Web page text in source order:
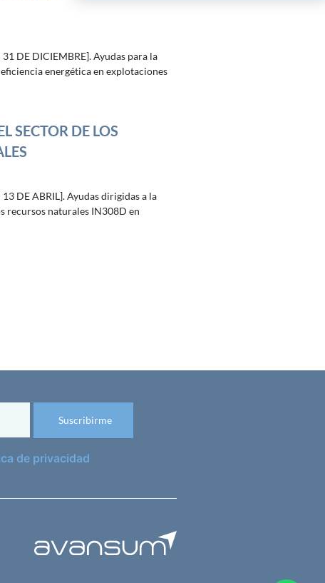
DE DICIEMBRE]. Ayudas para la
energética en explotaciones
SECTOR DE LOS
DE ABRIL]. Ayudas dirigidas a la
recursos naturales IN308D en
de privacidad